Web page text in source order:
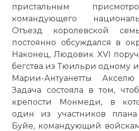
пристальным
командующего
Отъезд королевской
постоянно обсуждался в
Наконец, Людовик XVI
бегства из Тюильри одному
Марии-Антуанетты
Задача состояла в том,
крепости Монмеди, в
один из участников
Буйе, командующий